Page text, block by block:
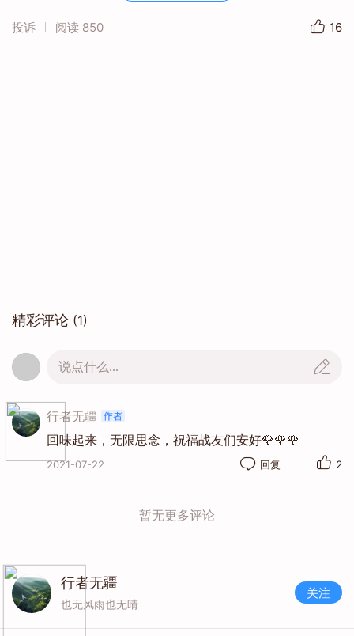
还记得初次与你面对，尽管做好了准备，还是被你震撼
投诉 阅读 850 16
精彩评论 (1)
说点什么...
行者无疆
回味起来，无限思念，祝福战友们安好🌹🌹🌹
2021-07-22 回复 2
暂无更多评论
行者无疆
也无风雨也无晴
关注